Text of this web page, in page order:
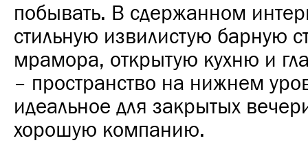
побывать. В сдержанном
стильную извилистую барную
мрамора, открытую кухню и
– пространство на нижнем
идеальное для закрытых
хорошую компанию.